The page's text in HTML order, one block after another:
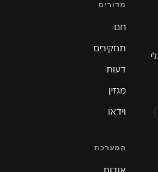
מדורים
חם
תחקירים
דעות
מגזין
וידאו
המערכת